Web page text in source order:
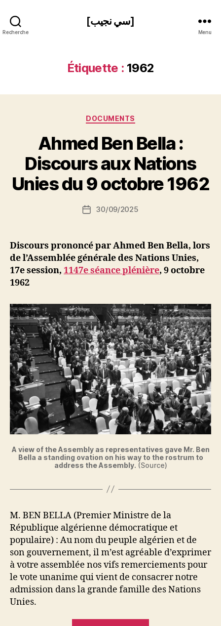
Recherche
[سي نجيب]
Menu
Étiquette : 1962
Catégories
DOCUMENTS
Ahmed Ben Bella :
Discours aux Nations
Unies du 9 octobre 1962
Auteur
de
a
S
N
ji
Date30/09/2025
Discours prononcé par Ahmed Ben Bella, lors
de l’Assemblée générale des Nations Unies,
17e session, 1147e séance plénière, 9 octobre
1962
A view of the Assembly as representatives gave Mr. Ben
Bella a standing ovation on his way to the rostrum to
address the Assembly. (Source)
M. BEN BELLA (Premier Ministre de la
République algérienne démocratique et
populaire) : Au nom du peuple algérien et de
son gouvernement, il m’est agréable d’exprimer
à votre assemblée nos vifs remerciements pour
le vote unanime qui vient de consacrer notre
admission dans la grande famille des Nations
Unies.